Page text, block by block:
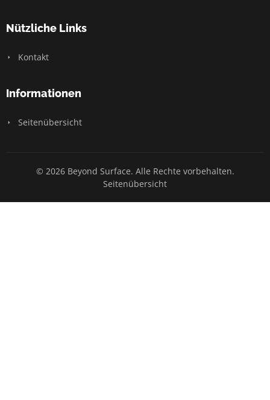
Nützliche Links
Kontakt
Informationen
Seitenübersicht
© 2026 Beyond Surface. Alle Rechte vorbehalten.
Seitenübersicht